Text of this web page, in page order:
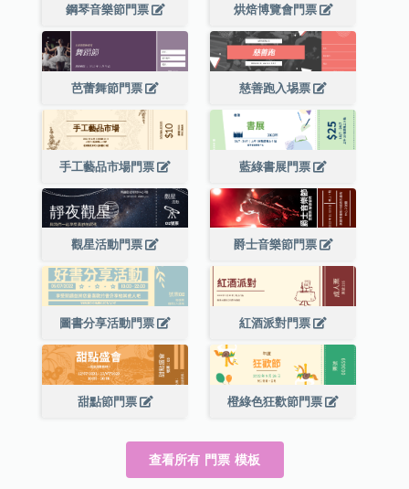
鋼琴音樂節門票 烘焙博覽會門票
芭蕾舞節門票 慈善跑入埸票
手工藝品市場門票 藍綠書展門票
觀星活動門票 爵士音樂節門票
圖書分享活動門票 紅酒派對門票
甜點節門票 橙綠色狂歡節門票
查看所有 門票 模板